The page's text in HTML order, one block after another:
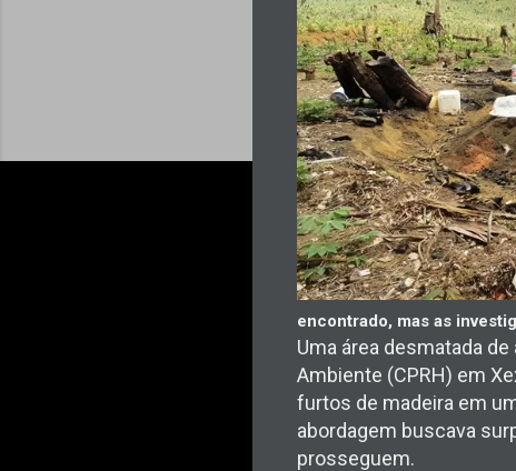
encontrado, mas as
Uma área desmatada
Ambiente (CPRH) em
furtos de madeira em
abordagem buscava
prosseguem.